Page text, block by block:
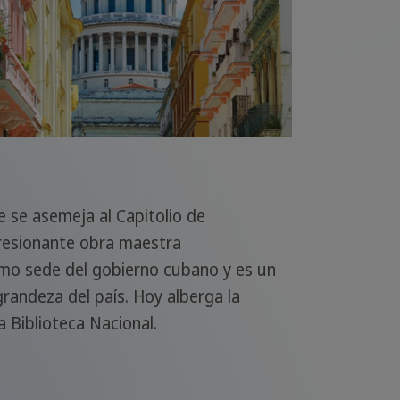
se asemeja al Capitolio de
obra maestra
sede del gobierno cubano y es un
del país. Hoy alberga la
Biblioteca Nacional.